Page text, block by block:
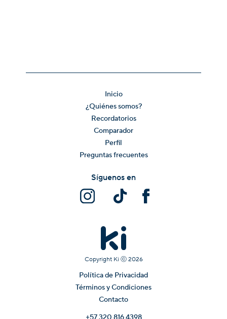
Inicio
¿Quiénes somos?
Recordatorios
Comparador
Perfil
Preguntas frecuentes
Copyright Ki ⓒ 2026
Política de Privacidad
Términos y Condiciones
Contacto
Síguenos en